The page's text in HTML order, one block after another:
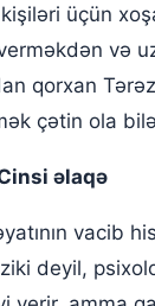
üçün
və
qorxan
çətin ola
əlaqə
vacib
deyil,